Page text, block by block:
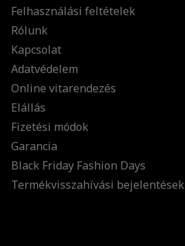
Felhasználási feltételek
Rólunk
Kapcsolat
Adatvédelem
Online vitarendezés
Elállás
Fizetési módok
Garancia
Black Friday Fashion Days
Termékvisszahívási bejelentések